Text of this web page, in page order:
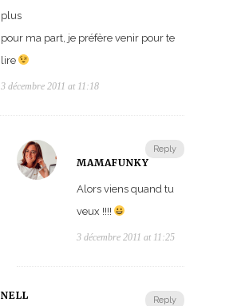
plus
pour ma part, je préfère venir pour te
lire
3 décembre 2011 at 11:18
Reply
MAMAFUNKY
Alors viens quand tu
veux !!!!
3 décembre 2011 at 11:25
Reply
NELL